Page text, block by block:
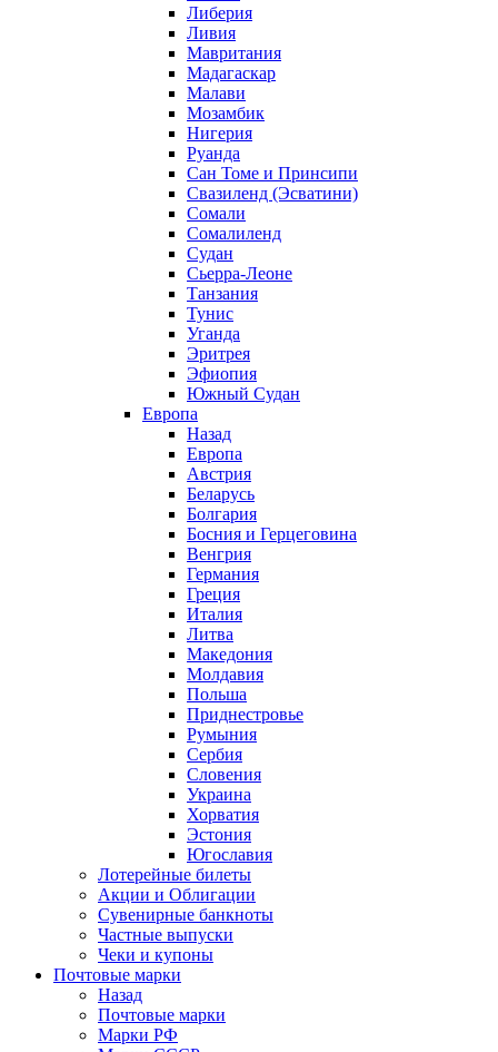
Либерия
Ливия
Мавритания
Мадагаскар
Малави
Мозамбик
Нигерия
Руанда
Сан Томе и Принсипи
Свазиленд (Эсватини)
Сомали
Сомалиленд
Судан
Сьерра-Леоне
Танзания
Тунис
Уганда
Эритрея
Эфиопия
Южный Судан
Европа
Назад
Европа
Австрия
Беларусь
Болгария
Босния и Герцеговина
Венгрия
Германия
Греция
Италия
Литва
Македония
Молдавия
Польша
Приднестровье
Румыния
Сербия
Словения
Украина
Хорватия
Эстония
Югославия
Лотерейные билеты
Акции и Облигации
Сувенирные банкноты
Частные выпуски
Чеки и купоны
Почтовые марки
Назад
Почтовые марки
Марки РФ